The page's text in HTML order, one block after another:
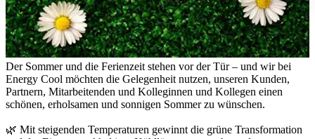
Der Sommer und die Ferienzeit stehen vor der Tür – und wir bei
Energy Cool möchten die Gelegenheit nutzen, unseren Kunden,
Partnern, Mitarbeitenden und Kolleginnen und Kollegen einen
schönen, erholsamen und sonnigen Sommer zu wünschen.
🌿 Mit steigenden Temperaturen gewinnt die grüne Transformation